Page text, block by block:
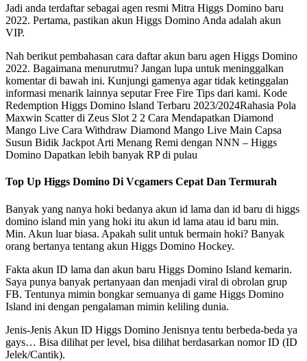
Jadi anda terdaftar sebagai agen resmi Mitra Higgs Domino baru
2022. Pertama, pastikan akun Higgs Domino Anda adalah akun
VIP.
Nah berikut pembahasan cara daftar akun baru agen Higgs Domino
2022. Bagaimana menurutmu? Jangan lupa untuk meninggalkan
komentar di bawah ini. Kunjungi gamenya agar tidak ketinggalan
informasi menarik lainnya seputar Free Fire Tips dari kami. Kode
Redemption Higgs Domino Island Terbaru 2023/2024Rahasia Pola
Maxwin Scatter di Zeus Slot 2 2 Cara Mendapatkan Diamond
Mango Live Cara Withdraw Diamond Mango Live Main Capsa
Susun Bidik Jackpot Arti Menang Remi dengan NNN – Higgs
Domino Dapatkan lebih banyak RP di pulau
Top Up Higgs Domino Di Vcgamers Cepat Dan Termurah
Banyak yang nanya hoki bedanya akun id lama dan id baru di higgs
domino island min yang hoki itu akun id lama atau id baru min.
Min. Akun luar biasa. Apakah sulit untuk bermain hoki? Banyak
orang bertanya tentang akun Higgs Domino Hockey.
Fakta akun ID lama dan akun baru Higgs Domino Island kemarin.
Saya punya banyak pertanyaan dan menjadi viral di obrolan grup
FB. Tentunya mimin bongkar semuanya di game Higgs Domino
Island ini dengan pengalaman mimin keliling dunia.
Jenis-Jenis Akun ID Higgs Domino Jenisnya tentu berbeda-beda ya
gays… Bisa dilihat per level, bisa dilihat berdasarkan nomor ID (ID
Jelek/Cantik).